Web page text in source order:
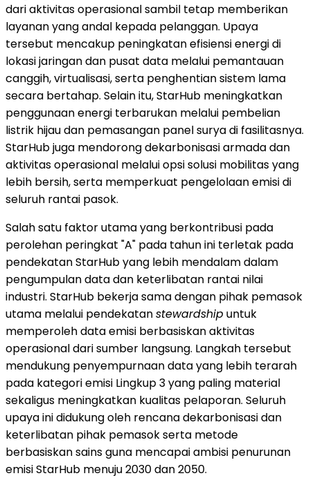
dari aktivitas operasional sambil tetap memberikan
layanan yang andal kepada pelanggan. Upaya
tersebut mencakup peningkatan efisiensi energi di
lokasi jaringan dan pusat data melalui pemantauan
canggih, virtualisasi, serta penghentian sistem lama
secara bertahap. Selain itu, StarHub meningkatkan
penggunaan energi terbarukan melalui pembelian
listrik hijau dan pemasangan panel surya di fasilitasnya.
StarHub juga mendorong dekarbonisasi armada dan
aktivitas operasional melalui opsi solusi mobilitas yang
lebih bersih, serta memperkuat pengelolaan emisi di
seluruh rantai pasok.
Salah satu faktor utama yang berkontribusi pada
perolehan peringkat "A" pada tahun ini terletak pada
pendekatan StarHub yang lebih mendalam dalam
pengumpulan data dan keterlibatan rantai nilai
industri. StarHub bekerja sama dengan pihak pemasok
utama melalui pendekatanstewardshipuntuk
memperoleh data emisi berbasiskan aktivitas
operasional dari sumber langsung. Langkah tersebut
mendukung penyempurnaan data yang lebih terarah
pada kategori emisi Lingkup 3 yang paling material
sekaligus meningkatkan kualitas pelaporan. Seluruh
upaya ini didukung oleh rencana dekarbonisasi dan
keterlibatan pihak pemasok serta metode
berbasiskan sains guna mencapai ambisi penurunan
emisi StarHub menuju 2030 dan 2050.